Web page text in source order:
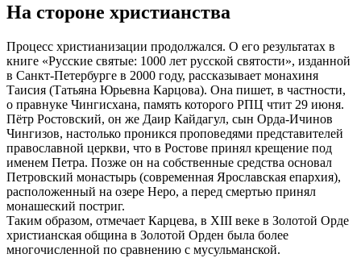
На стороне христианства
Процесс христианизации продолжался. О его результатах в
книге «Русские святые: 1000 лет русской святости», изданной
в Санкт-Петербурге в 2000 году, рассказывает монахиня
Таисия (Татьяна Юрьевна Карцова). Она пишет, в частности,
о правнуке Чингисхана, память которого РПЦ чтит 29 июня.
Пётр Ростовский, он же Даир Кайдагул, сын Орда-Ичинов
Чингизов, настолько проникся проповедями представителей
православной церкви, что в Ростове принял крещение под
именем Петра. Позже он на собственные средства основал
Петровский монастырь (современная Ярославская епархия),
расположенный на озере Неро, а перед смертью принял
монашеский постриг.
Таким образом, отмечает Карцева, в XIII веке в Золотой Орде
христианская община в Золотой Орден была более
многочисленной по сравнению с мусульманской.